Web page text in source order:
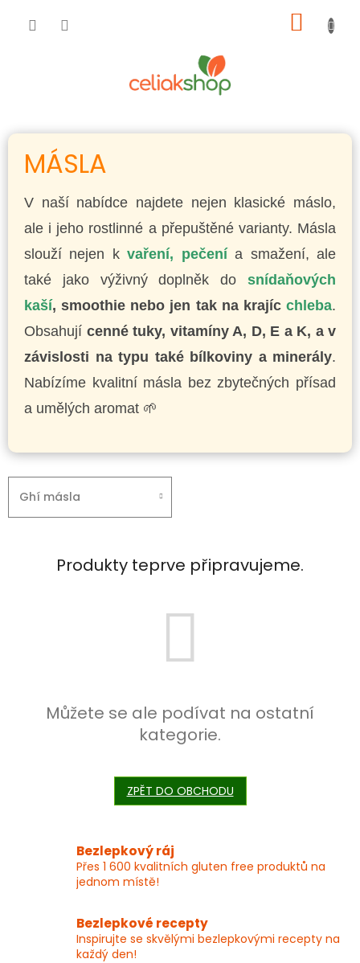
KOŠÍK
MÁSLA
V naší nabídce najdete nejen klasické máslo,
ale i jeho rostlinné a přepuštěné varianty. Másla
slouží nejen kvaření, pečenía smažení, ale
také jako výživný doplněk do snídaňových
kaší, smoothie nebo jen tak na krajíc chleba.
Obsahují cenné tuky, vitamíny A, D, E a K, a v
závislosti na typu také bílkoviny a minerály.
Nabízíme kvalitní másla bez zbytečných přísad
a umělých aromat 🌱
Ghí másla
Produkty teprve připravujeme.
Můžete se ale podívat na ostatní
kategorie.
ZPĚT DO OBCHODU
Bezlepkový ráj
Přes 1 600 kvalitních gluten free produktů na
jednom místě!
Bezlepkové recepty
Inspirujte se skvělými bezlepkovými recepty na
každý den!